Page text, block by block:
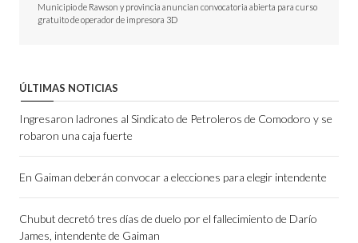
Municipio de Rawson y provincia anuncian convocatoria abierta para curso
gratuito de operador de impresora 3D
ÚLTIMAS NOTICIAS
Ingresaron ladrones al Sindicato de Petroleros de Comodoro y se
robaron una caja fuerte
En Gaiman deberán convocar a elecciones para elegir intendente
Chubut decretó tres días de duelo por el fallecimiento de Darío
James, intendente de Gaiman